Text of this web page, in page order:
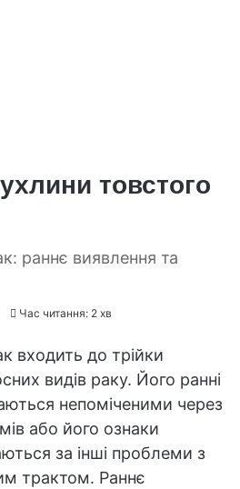
товстого
раннє виявлення та
Час читання: 2 хв
входить до трійки
видів раку. Його ранні
непоміченими через
або його ознаки
за інші проблеми з
трактом. Раннє